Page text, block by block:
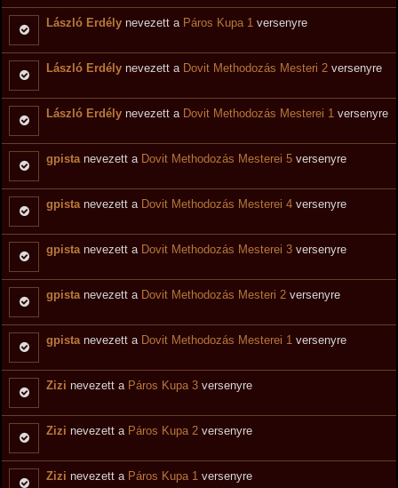
László Erdély nevezett a Páros Kupa 1 versenyre
László Erdély nevezett a Dovit Methodozás Mesteri 2 versenyre
László Erdély nevezett a Dovit Methodozás Mesterei 1 versenyre
gpistanevezett a Dovit Methodozás Mesterei 5 versenyre
gpistanevezett a Dovit Methodozás Mesterei 4 versenyre
gpistanevezett a Dovit Methodozás Mesterei 3 versenyre
gpistanevezett a Dovit Methodozás Mesteri 2 versenyre
gpistanevezett a Dovit Methodozás Mesterei 1 versenyre
Zizi nevezett a Páros Kupa 3 versenyre
Zizi nevezett a Páros Kupa 2 versenyre
Zizi nevezett a Páros Kupa 1 versenyre